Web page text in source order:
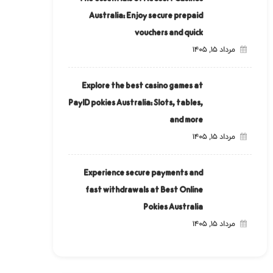
Australia: Enjoy secure prepaid
vouchers and quick
مرداد ۱۵, ۱۴۰۵
Explore the best casino games at
PayID pokies Australia: Slots, tables,
and more
مرداد ۱۵, ۱۴۰۵
Experience secure payments and
fast withdrawals at Best Online
Pokies Australia
مرداد ۱۵, ۱۴۰۵